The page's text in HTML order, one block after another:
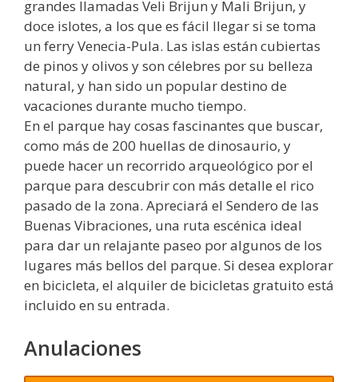
grandes llamadas Veli Brijun y Mali Brijun, y
doce islotes, a los que es fácil llegar si se toma
un ferry Venecia-Pula. Las islas están cubiertas
de pinos y olivos y son célebres por su belleza
natural, y han sido un popular destino de
vacaciones durante mucho tiempo.
En el parque hay cosas fascinantes que buscar,
como más de 200 huellas de dinosaurio, y
puede hacer un recorrido arqueológico por el
parque para descubrir con más detalle el rico
pasado de la zona. Apreciará el Sendero de las
Buenas Vibraciones, una ruta escénica ideal
para dar un relajante paseo por algunos de los
lugares más bellos del parque. Si desea explorar
en bicicleta, el alquiler de bicicletas gratuito está
incluido en su entrada.
Anulaciones